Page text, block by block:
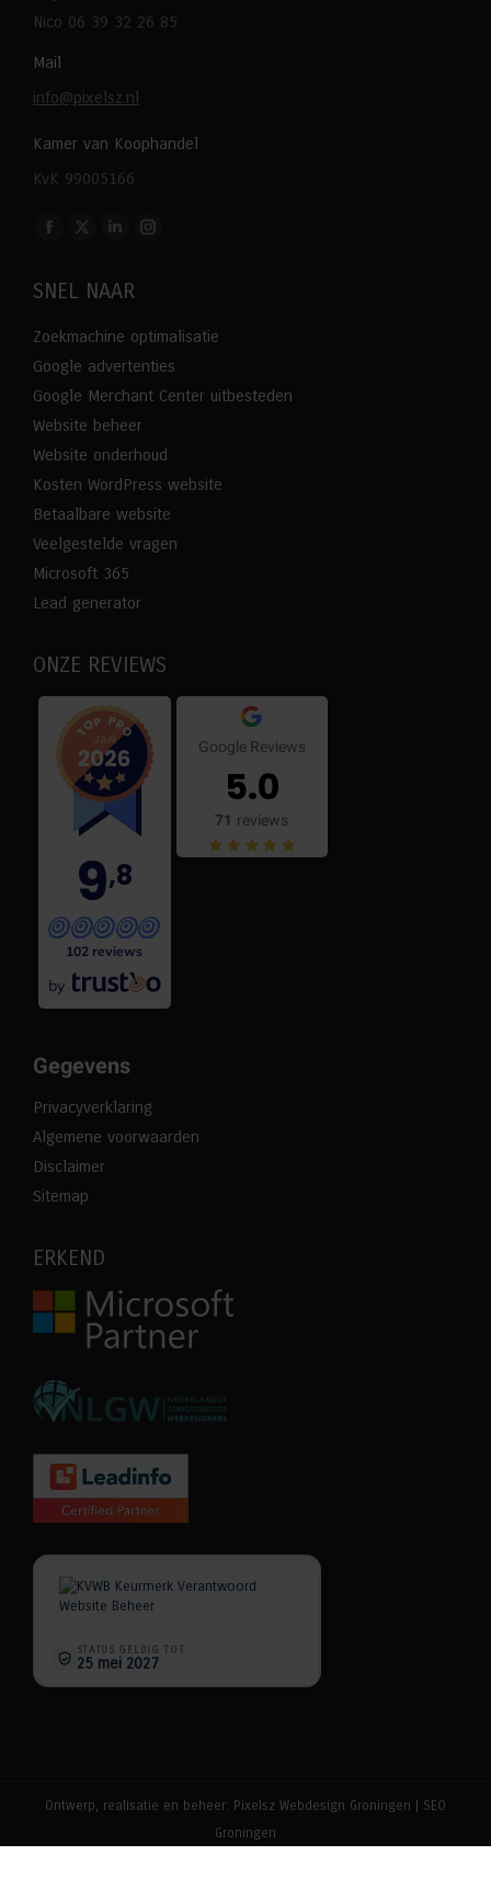
Nico 06 39 32 26 85
Mail
info@pixelsz.nl
Kamer van Koophandel
KvK 99005166
Vind ons op:
Facebook
opens
X
opens
Linkedin
opens
Instagram
in
SNEL NAAR
Zoekmachine optimalisatie
Google advertenties
Google Merchant Center uitbesteden
Website beheer
Website onderhoud
Kosten WordPress website
Betaalbare website
Veelgestelde vragen
Microsoft 365
Lead generator
ONZE REVIEWS
9,8
102 reviews
by
Google Reviews
5.0
71 reviews
Gegevens
Privacyverklaring
Algemene voorwaarden
Disclaimer
Sitemap
ERKEND
Ontwerp, realisatie en beheer: Pixelsz Webdesign Groningen
SEO
Groningen